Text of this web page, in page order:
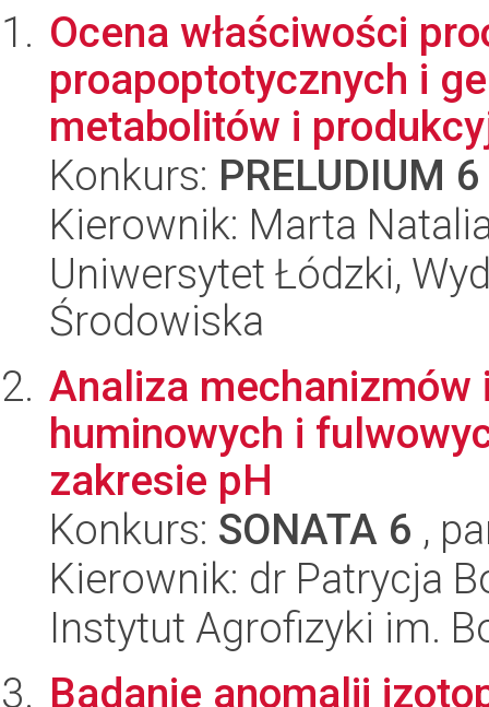
Ocena właściwości
proapoptotycznych i
metabolitów i
Konkurs: PRELUDIUM 6
Kierownik: Marta
Uniwersytet Łódzki,
Środowiska
Analiza
huminowych i
zakresie pH
Konkurs: SONATA 6 ,
Kierownik: dr Patrycja
Instytut Agrofizyki im.
Badanie anomalii